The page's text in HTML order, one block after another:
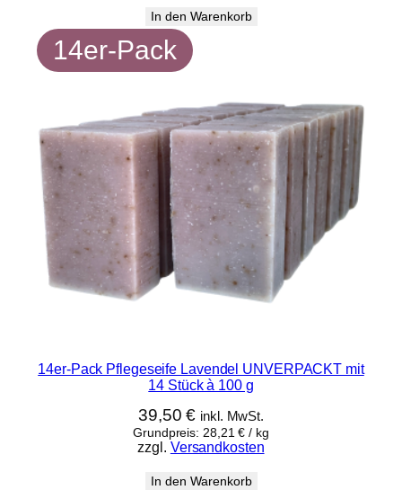
In den Warenkorb
14er-Pack
14er-Pack Pflegeseife Lavendel UNVERPACKT mit
14 Stück à 100 g
39,50€ inkl. MwSt.
Grundpreis: 28,21€ / kg
zzgl. Versandkosten
In den Warenkorb